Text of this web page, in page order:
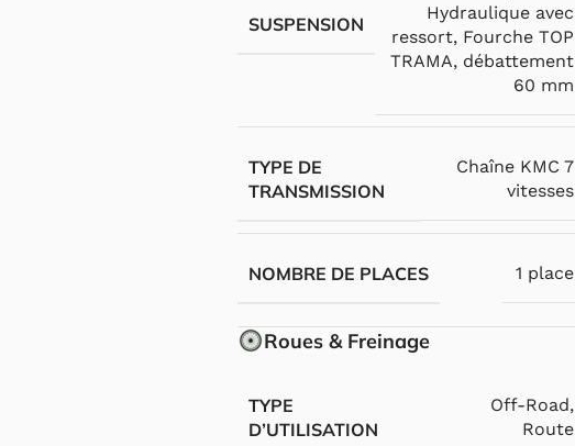
SUSPENSION
Hydraulique avec
ressort, Fourche TOP
TRAMA, débattement
60 mm
TYPE DE
TRANSMISSION
Chaîne KMC 7
vitesses
NOMBRE DE PLACES 1 place
Roues & Freinage
TYPE
D’UTILISATION
Off-Road,
Route